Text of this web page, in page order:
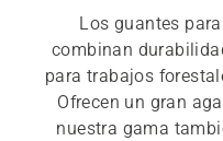
Los guantes
combinan
para trabajos
Ofrecen un gran
nuestra gama